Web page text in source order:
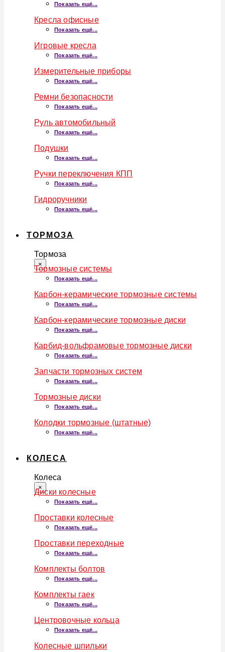
Показать ещё...
Кресла офисные
Показать ещё...
Игровые кресла
Показать ещё...
Измерительные приборы
Показать ещё...
Ремни безопасности
Показать ещё...
Руль автомобильный
Показать ещё...
Подушки
Показать ещё...
Ручки переключения КПП
Показать ещё...
Гидроручники
Показать ещё...
ТОРМОЗА
Тормоза
×
Тормозные системы
Показать ещё...
Карбон-керамические тормозные системы
Показать ещё...
Карбон-керамические тормозные диски
Показать ещё...
Карбид-вольфрамовые тормозные диски
Показать ещё...
Запчасти тормозных систем
Показать ещё...
Тормозные диски
Показать ещё...
Колодки тормозные (штатные)
Показать ещё...
КОЛЕСА
Колеса
×
Диски колесные
Показать ещё...
Проставки колесные
Показать ещё...
Проставки переходные
Показать ещё...
Комплекты болтов
Показать ещё...
Комплекты гаек
Показать ещё...
Центровочные кольца
Показать ещё...
Колесные шпильки